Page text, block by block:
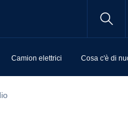
Camion elettrici Cosa c'è di